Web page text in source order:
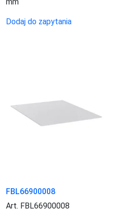
Dodaj do zapytania
FBL66900008
Art. FBL66900008